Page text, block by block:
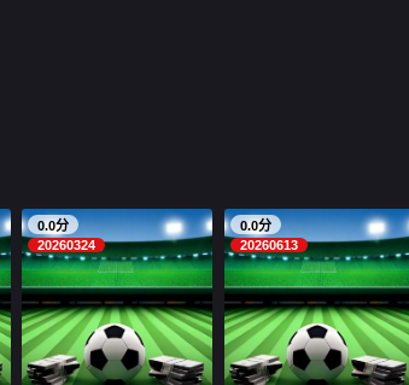
0.0分
20260324
0.0分
20260613